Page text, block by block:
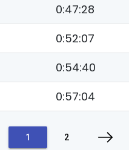
0:47:28
0:52:07
0:54:40
0:57:04
1 2